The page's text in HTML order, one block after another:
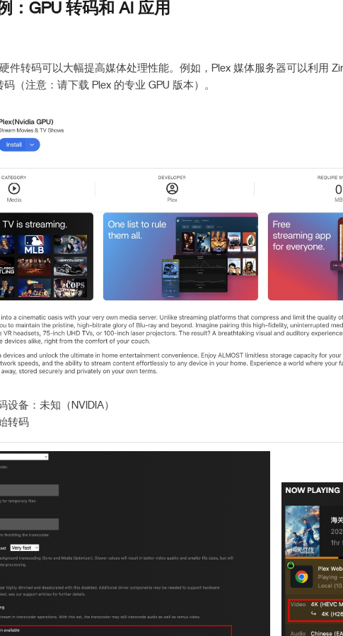
：GPU 转码和 AI 应用
件转码可以大幅提高媒体处理性能。例如，Plex 媒体服务器可以利用
（注意：请下载 Plex 的专业 GPU 版本）。
设备：未知（NVIDIA）
转码